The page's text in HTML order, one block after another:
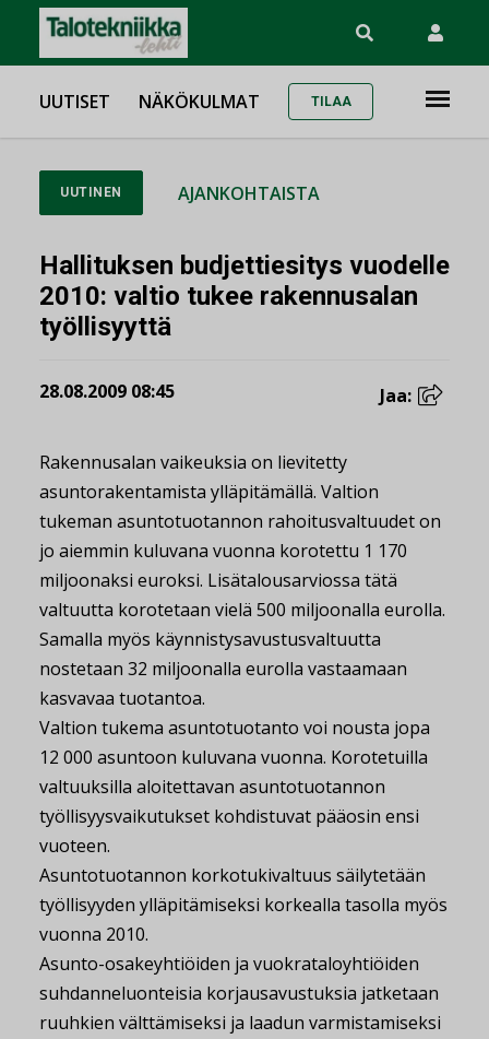
UUTISET NÄKÖKULMAT TILAA
UUTINEN AJANKOHTAISTA
Hallituksen budjettiesitys vuodelle
2010: valtio tukee rakennusalan
työllisyyttä
28.08.2009 08:45 Jaa:
Rakennusalan vaikeuksia on lievitetty
asuntorakentamista ylläpitämällä. Valtion
tukeman asuntotuotannon rahoitusvaltuudet on
jo aiemmin kuluvana vuonna korotettu 1 170
miljoonaksi euroksi. Lisätalousarviossa tätä
valtuutta korotetaan vielä 500 miljoonalla eurolla.
Samalla myös käynnistysavustusvaltuutta
nostetaan 32 miljoonalla eurolla vastaamaan
kasvavaa tuotantoa.
Valtion tukema asuntotuotanto voi nousta jopa
12 000 asuntoon kuluvana vuonna. Korotetuilla
valtuuksilla aloitettavan asuntotuotannon
työllisyysvaikutukset kohdistuvat pääosin ensi
vuoteen.
Asuntotuotannon korkotukivaltuus säilytetään
työllisyyden ylläpitämiseksi korkealla tasolla myös
vuonna 2010.
Asunto-osakeyhtiöiden ja vuokrataloyhtiöiden
suhdanneluonteisia korjausavustuksia jatketaan
ruuhkien välttämiseksi ja laadun varmistamiseksi